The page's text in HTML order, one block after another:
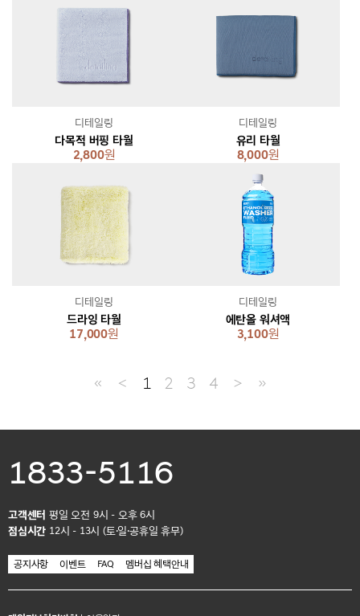
다목적 버핑 타월
2,800원
디테일링
유리 타월
8,000원
디테일링
드라잉 타월
17,000원
디테일링
에탄올 워셔액
3,100원
디테일링
≪ ＜ 1 2 3 4 ＞ ≫
1833-5116
고객센터 평일 오전 9시 - 오후 6시
점심시간 12시 - 13시 (토·일·공휴일 휴무)
공지사항 이벤트 FAQ 멤버십 혜택안내